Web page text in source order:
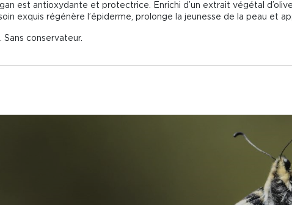
est antioxydante et protectrice. Enrichi d’un extrait végétal
exquis régénère l’épiderme, prolonge la jeunesse de la peau et
conservateur.